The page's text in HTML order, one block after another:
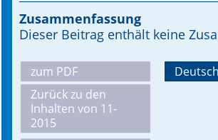
Supplements
Online First
A&I English
Zusammenfassung
Dieser Beitrag enthält keine
zum PDF
Zurück zu den
Inhalten von 11-
2015
Deutsch